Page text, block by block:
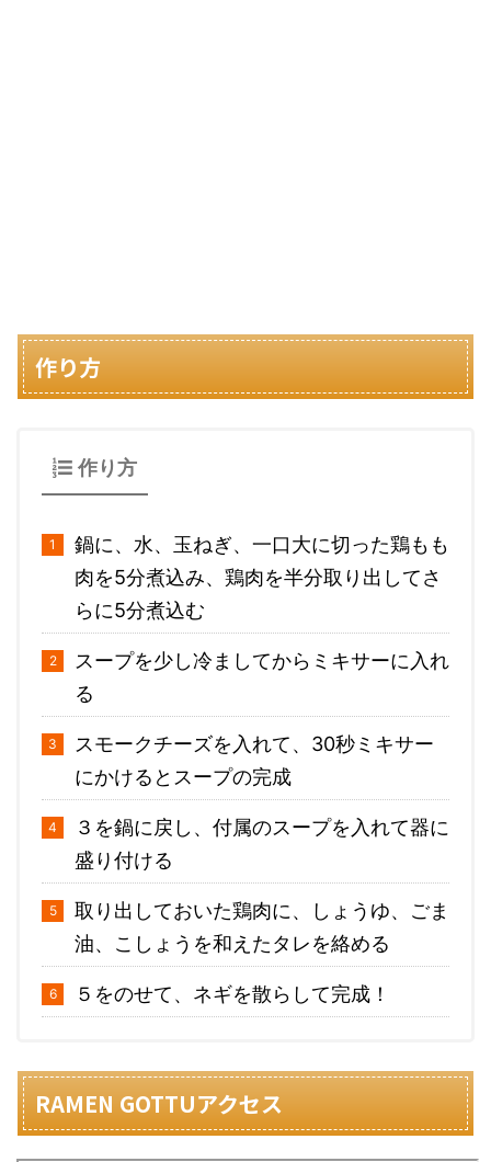
作り方
作り方
鍋に、水、玉ねぎ、一口大に切った鶏もも
肉を5分煮込み、鶏肉を半分取り出してさ
らに5分煮込む
スープを少し冷ましてからミキサーに入れ
る
スモークチーズを入れて、30秒ミキサー
にかけるとスープの完成
３を鍋に戻し、付属のスープを入れて器に
盛り付ける
取り出しておいた鶏肉に、しょうゆ、ごま
油、こしょうを和えたタレを絡める
５をのせて、ネギを散らして完成！
RAMEN GOTTUアクセス